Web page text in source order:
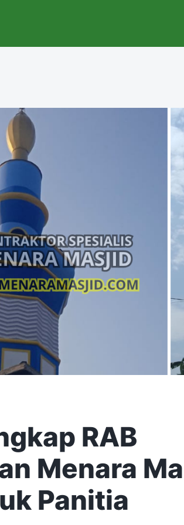
RAB
Menara
Panitia